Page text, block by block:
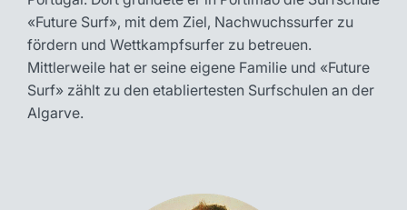
«Future Surf», mit dem Ziel, Nachwuchssurfer zu
fördern und Wettkampfsurfer zu betreuen.
Mittlerweile hat er seine eigene Familie und «Future
Surf» zählt zu den etabliertesten Surfschulen an der
Algarve.